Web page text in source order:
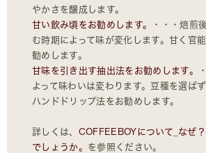
やかさを醸成します。
甘い飲み頃をお勧めします。
・・・焙煎
む時期によって味が変化します。甘く官
勧めします。
甘味を引き出す抽出法をお勧めします。
よって味わいは変わります。豆種を選ば
ハンドドリップ法をお勧めします。
詳しくは、 COFFEEBOYについて_なぜ
でしょうか。 を参照ください。